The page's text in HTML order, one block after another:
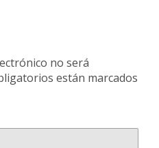
no será
están marcados